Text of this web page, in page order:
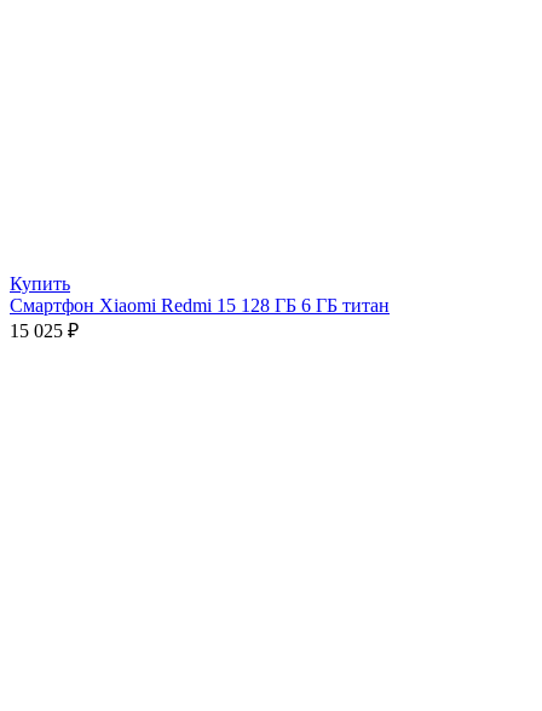
Купить
Смартфон Xiaomi Redmi 15 128 ГБ 6 ГБ титан
15 025 ₽